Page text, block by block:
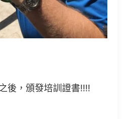
後，頒發培訓證書!!!!